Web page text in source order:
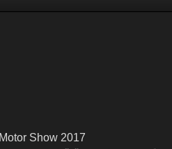
Show 2017